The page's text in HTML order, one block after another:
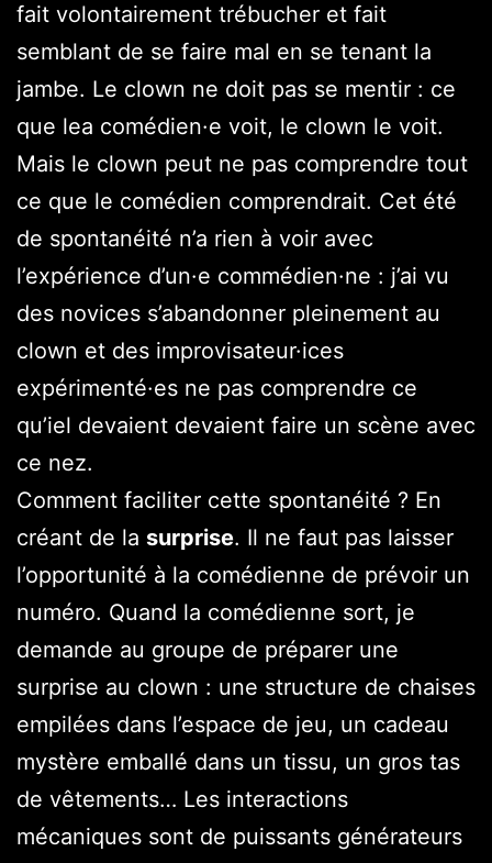
fait volontairement trébucher et fait
semblant de se faire mal en se tenant la
jambe. Le clown ne doit pas se mentir : ce
que lea comédien·e voit, le clown le voit.
Mais le clown peut ne pas comprendre tout
ce que le comédien comprendrait. Cet été
de spontanéité n’a rien à voir avec
l’expérience d’un·e commédien·ne : j’ai vu
des novices s’abandonner pleinement au
clown et des improvisateur·ices
expérimenté·es ne pas comprendre ce
qu’iel devaient devaient faire un scène avec
ce nez.
Comment faciliter cette spontanéité ? En
créant de la surprise. Il ne faut pas laisser
l’opportunité à la comédienne de prévoir un
numéro. Quand la comédienne sort, je
demande au groupe de préparer une
surprise au clown : une structure de chaises
empilées dans l’espace de jeu, un cadeau
mystère emballé dans un tissu, un gros tas
de vêtements… Les interactions
mécaniques sont de puissants générateurs